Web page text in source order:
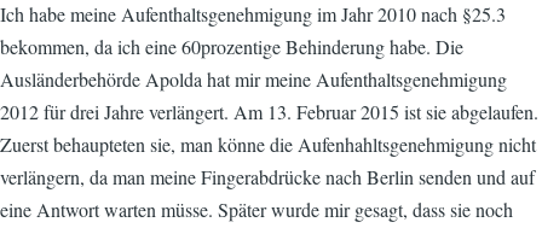
Ich habe meine Aufenthaltsgenehmigung im Jahr 2010 nach §25.3
bekommen, da ich eine 60prozentige Behinderung habe. Die
Ausländerbehörde Apolda hat mir meine Aufenthaltsgenehmigung
2012 für drei Jahre verlängert. Am 13. Februar 2015 ist sie abgelaufen.
Zuerst behaupteten sie, man könne die Aufenhahltsgenehmigung nicht
verlängern, da man meine Fingerabdrücke nach Berlin senden und auf
eine Antwort warten müsse. Später wurde mir gesagt, dass sie noch